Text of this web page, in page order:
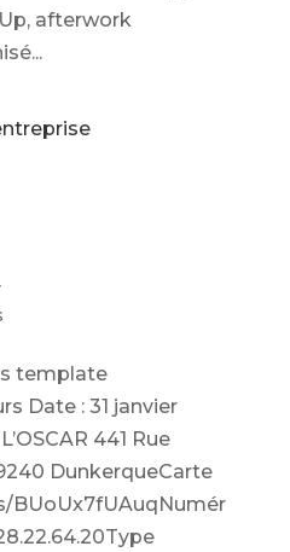
afterwork
template
Date : 31 janvier
441 Rue
DunkerqueCarte
BUoUx7fUAuqNumér